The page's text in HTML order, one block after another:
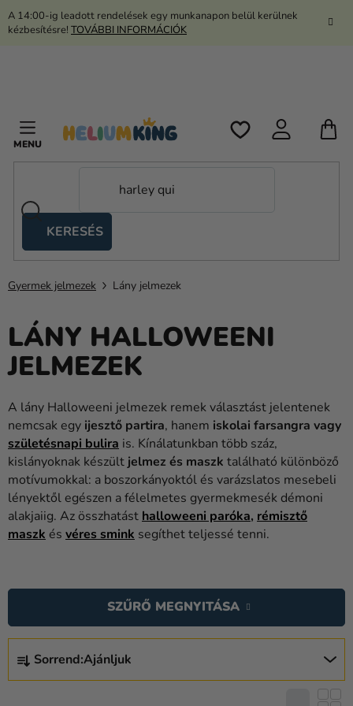
Ugrás
A 14:00-ig leadott rendelések egy munkanapon belül kerülnek
kézbesítésre! TOVÁBBI INFORMÁCIÓK
KERESÉS
sátrak
Kanekalon
Hélium
és
Lufik
Party
Dekoráció
és
kiegészítők
Jelmezek
Sütés
Újdonság
Ajándékok
Ünnepek
Gyermek jelmezek Lány jelmezek
LÁNY HALLOWEENI
JELMEZEK
A lány Halloweeni jelmezek remek választást jelentenek
nemcsak egy ijesztő partira, hanem iskolai farsangra vagy
születésnapi bulira is. Kínálatunkban több száz,
kislányoknak készült jelmez és maszk található különböző
motívumokkal: a boszorkányoktól és varázslatos mesebeli
lényektől egészen a félelmetes gyermekmesék démoni
alakjaiig. Az összhatást halloweeni paróka, rémisztő
maszk és véres smink segíthet teljessé tenni.
E
R
Sorrend:Ajánljuk
SZŰRŐ MEGNYITÁSA
E
R
M
É
K